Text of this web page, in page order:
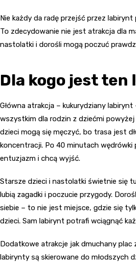
Nie każdy da radę przejść przez
To zdecydowanie nie jest atrakcja dla
nastolatki i dorośli mogą poczuć
Dla kogo jest
Główna atrakcja – kukurydziany
wszystkim dla rodzin z dziećmi powyżej
dzieci mogą się męczyć, bo trasa jest
koncentracji. Po 40 minutach
entuzjazm i chcą wyjść.
Starsze dzieci i nastolatki świetnie się
lubią zagadki i poczucie przygody.
siebie – to nie jest miejsce, gdzie się
dzieci. Sam labirynt potrafi wciągnąć
Dodatkowe atrakcje jak dmuchany plac
labirynty są skierowane do młodszych